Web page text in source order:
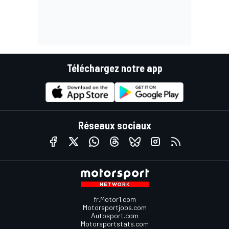
Téléchargez notre app
Réseaux sociaux
fr.Motor1.com
Motorsportjobs.com
Autosport.com
Motorsportstats.com